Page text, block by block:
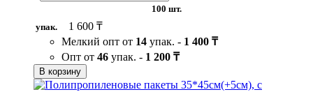
100 шт.
упак.
1 600 ₸
Мелкий опт от 14 упак. - 1 400 ₸
Опт от 46 упак. - 1 200 ₸
В корзину